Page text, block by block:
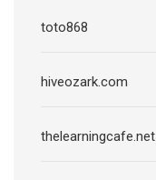
toto868
hiveozark.com
thelearningcafe.net